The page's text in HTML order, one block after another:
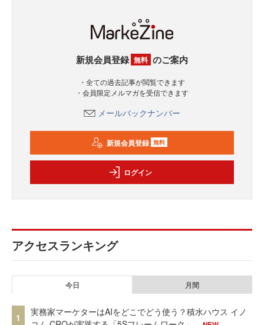
新規会員登録 無料 のご案内
・全ての過去記事が閲覧できます
・会員限定メルマガを受信できます
メールバックナンバー
新規会員登録 無料
ログイン
アクセスランキング
今日 月間
1
実務家マーケターはAIをどこでどう使う？積水ハウス イノ